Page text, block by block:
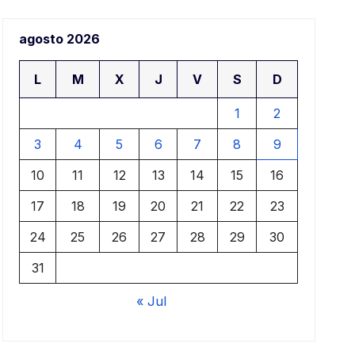
agosto 2026
L M X J V S D
1
2
3
4 5 6 7 8
9
10
11 12 13 14 15
16
17
18 19 20 21 22
23
24
25 26 27 28 29
30
31
« Jul